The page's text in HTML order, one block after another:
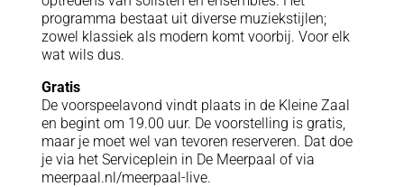
programma bestaat uit diverse muziekstijlen;
zowel klassiek als modern komt voorbij. Voor elk
wat wils dus.
Gratis
De voorspeelavond vindt plaats in de Kleine Zaal
en begint om 19.00 uur. De voorstelling is gratis,
maar je moet wel van tevoren reserveren. Dat doe
je via het Serviceplein in De Meerpaal of via
meerpaal.nl/meerpaal-live.